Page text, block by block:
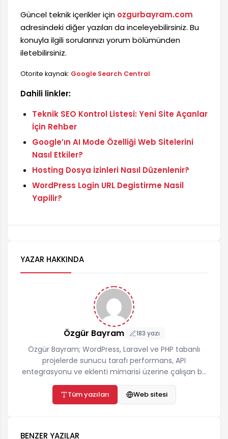
Güncel teknik içerikler için ozgurbayram.com
adresindeki diğer yazıları da inceleyebilirsiniz. Bu
konuyla ilgili sorularınızı yorum bölümünden
iletebilirsiniz.
Otorite kaynak: Google Search Central
Dahili linkler:
Teknik SEO Kontrol Listesi: Yeni Site Açanlar
İçin Rehber
Google’ın AI Mode Özelliği Web Sitelerini
Nasıl Etkiler?
Hosting Dosya İzinleri Nasıl Düzenlenir?
WordPress Login URL Degistirme Nasil
Yapilir?
YAZAR HAKKINDA
Özgür Bayram 183 yazı
Özgür Bayram; WordPress, Laravel ve PHP tabanlı
projelerde sunucu tarafı performans, API
entegrasyonu ve eklenti mimarisi üzerine çalışan bir
yazılımcıdır. ozgurbayram.com'da hosting,
önbellekleme, teknik SEO ve yapay zekâ API
entegrasyonları konularında gerçek proje
Tüm yazıları Web sitesi
BENZER YAZILAR